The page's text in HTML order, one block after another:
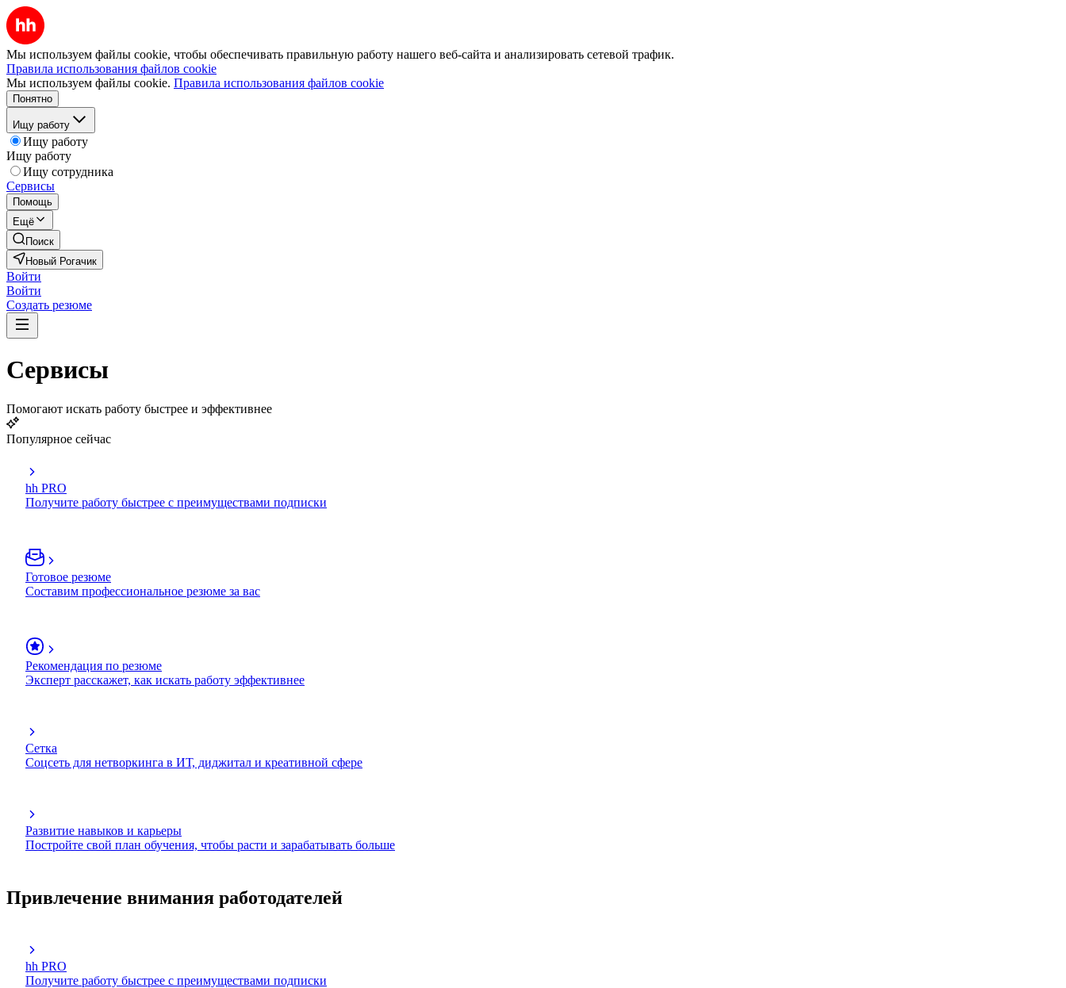
Мы используем файлы cookie, чтобы обеспечивать правильную работу нашего веб-сайта и анализировать сетевой трафик.
Правила использования файлов cookie
Мы используем файлы cookie. Правила использования файлов cookie
Понятно
Ищу работу
Ищу работу
Ищу работу
Ищу сотрудника
Сервисы
Помощь
Ещё
Поиск
Новый Рогачик
Войти
Войти
Создать резюме
Сервисы
Помогают искать работу быстрее и эффективнее
Популярное сейчас
hh PRO
Получите работу быстрее с преимуществами подписки
Готовое резюме
Составим профессиональное резюме за вас
Рекомендация по резюме
Эксперт расскажет, как искать работу эффективнее
Сетка
Соцсеть для нетворкинга в ИТ, диджитал и креативной сфере
Развитие навыков и карьеры
Постройте свой план обучения, чтобы расти и зарабатывать больше
Привлечение внимания работодателей
hh PRO
Получите работу быстрее с преимуществами подписки